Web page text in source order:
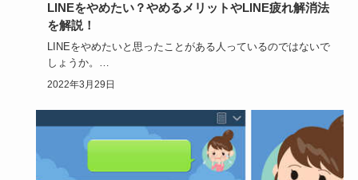
LINEをやめたい？やめるメリットやLINE疲れ解消法
を解説！
LINEをやめたいと思ったことがある人っているのではないで
しょうか。
LINEは便利だけど、時に心を不便にするアイテムだ…
2022年3月29日